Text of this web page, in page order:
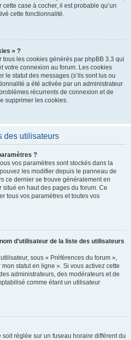
case à cocher, il est probable qu’un
cette fonctionnalité.
» ?
tous les cookies générés par phpBB 3.3 qui
votre connexion au forum. Les cookies
le statut des messages (s’ils sont lus ou
a été activée par un administrateur
récurrents de connexion et de
supprimer les cookies.
des utilisateurs
?
vos paramètres sont stockés dans la
les modifier depuis le panneau de
ce dernier se trouve généralement en
situé en haut des pages du forum. Ce
tous vos paramètres et toutes vos
d’utilisateur de la liste des utilisateurs
sous « Préférences du forum »,
statut en ligne ». Si vous activez cette
administrateurs, des modérateurs et de
comme étant un utilisateur
soit réglée sur un fuseau horaire différent du